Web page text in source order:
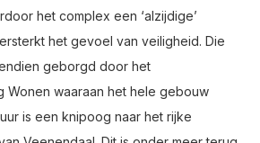
het complex een ‘alzijdige’
het gevoel van veiligheid. Die
geborgd door het
Wonen waaraan het hele gebouw
is een knipoog naar het rijke